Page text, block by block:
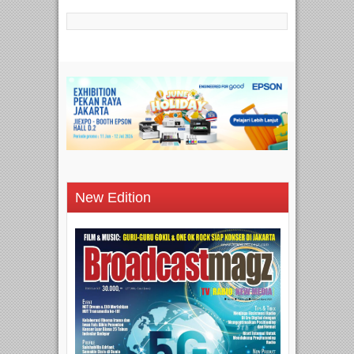
New Edition